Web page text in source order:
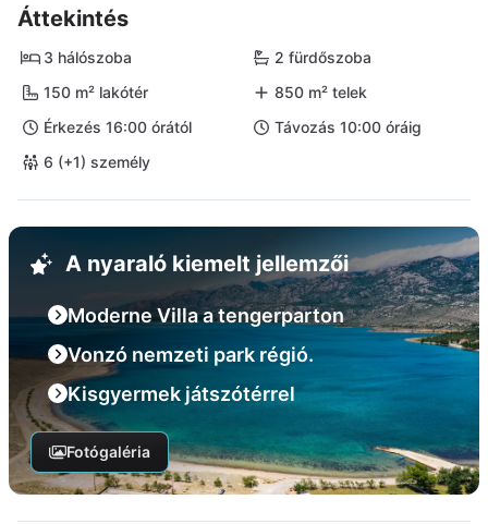
Áttekintés
3 hálószoba
2 fürdőszoba
150 m² lakótér
850 m² telek
Érkezés 16:00 órától
Távozás 10:00 óráig
6 (+1) személy
A nyaraló kiemelt jellemzői
Moderne Villa a tengerparton
Vonzó nemzeti park régió.
Kisgyermek játszótérrel
Fotógaléria